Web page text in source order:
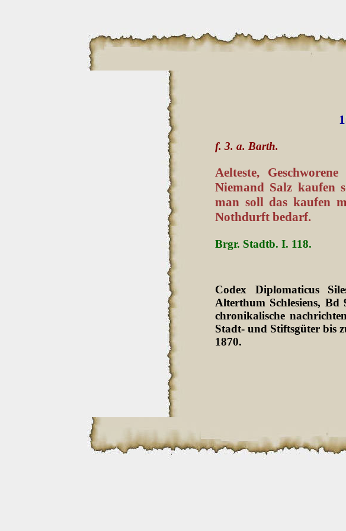
f. 3. a. Barth.
Aelteste,
Niemand Salz kaufen
man soll das kaufen
Nothdurft bedarf.
Brgr. Stadtb. I. 118.
Codex Diplomaticus
Alterthum Schlesiens,
chronikalische
Stadt- und Stiftsgüter bis
1870.